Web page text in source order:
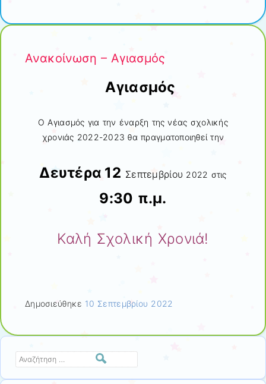
Ανακοίνωση – Αγιασμός
Αγιασμός
Ο Αγιασμός για την έναρξη της νέας σχολικής
χρονιάς 2022-2023 θα πραγματοποιηθεί την
Δευτέρα 12 Σεπτεμβρίου 2022 στις
9:30 π.μ.
Καλή Σχολική Χρονιά!
Δημοσιεύθηκε 10 Σεπτεμβρίου 2022
Αναζήτηση